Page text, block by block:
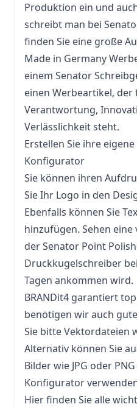
Produktion ein und
schreibt man bei
finden Sie eine große
Made in Germany
einem Senator
einen Werbeartikel,
Verantwortung,
Verlässlichkeit steht.
Erstellen Sie ihre
Konfigurator
Sie können ihren
Sie Ihr Logo in den
Ebenfalls können Sie
hinzufügen. Sehen
der Senator Point
Druckkugelschreiber
Tagen ankommen wird.
BRANDit4 garantiert
benötigen wir auch
Sie bitte Vektordateien
Alternativ können Sie
Bilder wie JPG oder
Konfigurator
Hier finden Sie alle